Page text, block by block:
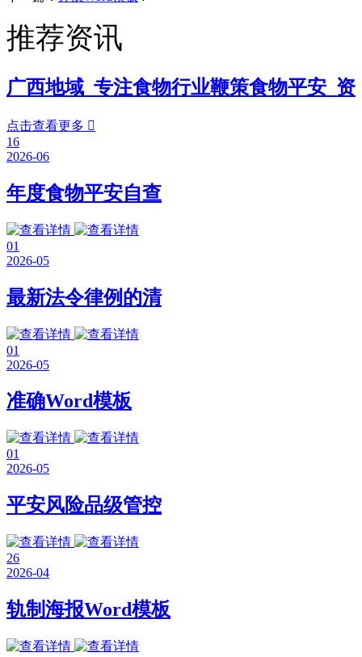
推荐资讯
广西地域_专注食物行业鞭策食物平安_资
点击查看更多 
16
2026-06
年度食物平安自查
01
2026-05
最新法令律例的清
01
2026-05
准确Word模板
01
2026-05
平安风险品级管控
26
2026-04
轨制海报Word模板